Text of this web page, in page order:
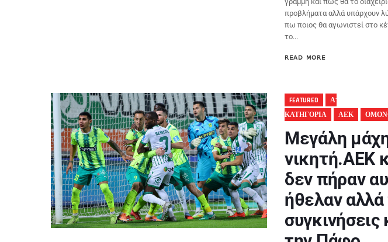
προβλήματα αλλά υπάρχουν
πω ποιος θα αγωνιστεί στο
το...
READ MORE
FEATURED
Α'
ΚΑΤΗΓΟΡΙΑ
ΑΕΚ
Μεγάλη
νικητή.ΑΕΚ
δεν πήραν
ήθελαν